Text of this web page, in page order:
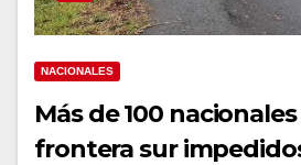
NACIONALES
Más de 100
frontera sur